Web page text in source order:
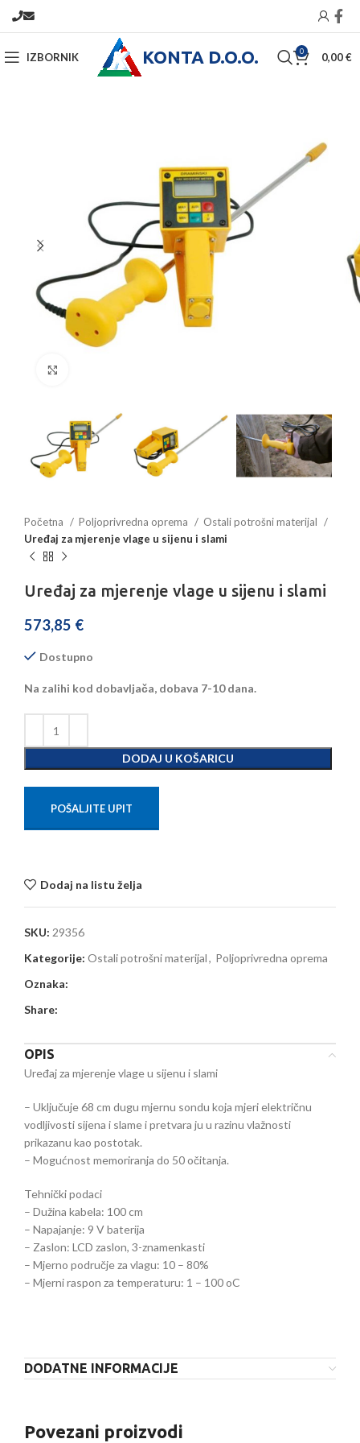
IZBORNIK KONTA D.O.O. 0 0,00€
Početna Poljoprivredna oprema
Ostali potrošni materijal
Uređaj za mjerenje vlage u sijenu i slami
Uređaj za mjerenje vlage u sijenu i slami
573,85 €
Dostupno
Na zalihi kod dobavljača, dobava 7-10 dana.
DODAJ U KOŠARICU
POŠALJITE UPIT
Dodaj na listu želja
SKU: 29356
Kategorije: Ostali potrošni materijal, Poljoprivredna oprema
Oznaka:
Share:
OPIS
Uređaj za mjerenje vlage u sijenu i slami
– Uključuje 68 cm dugu mjernu sondu koja mjeri električnu
vodljivosti sijena i slame i pretvara ju u razinu vlažnosti
prikazanu kao postotak.
– Mogućnost memoriranja do 50 očitanja.
Tehnički podaci
– Dužina kabela: 100 cm
– Napajanje: 9 V baterija
– Zaslon: LCD zaslon, 3-znamenkasti
– Mjerno područje za vlagu: 10 – 80%
– Mjerni raspon za temperaturu: 1 – 100 oC
DODATNE INFORMACIJE
Povezani proizvodi